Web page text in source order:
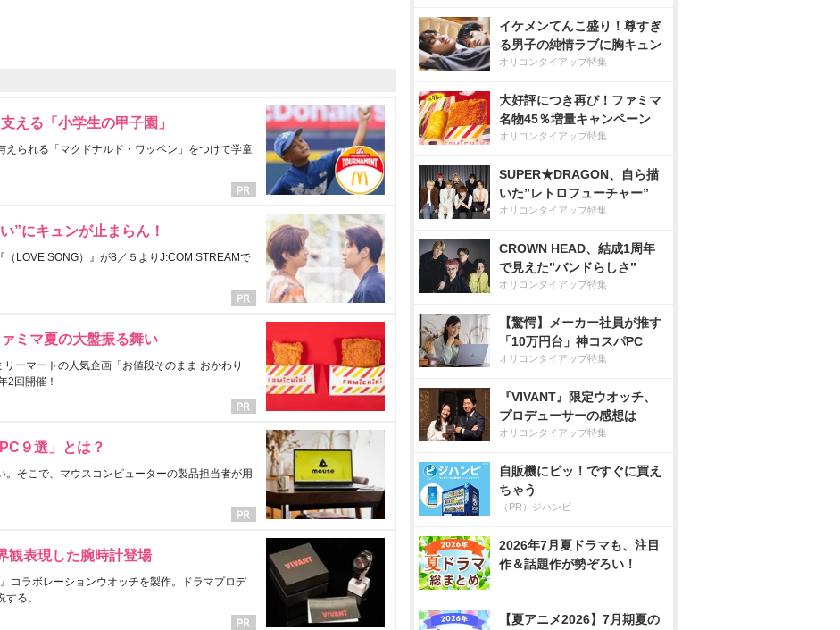
える「小学生の甲子園」
られる「マクドナルド・ワッペン」をつけて学童
”にキュンが止まらん！
LOVE SONG）』が8／５よりJ:COM STREAMで
ミマ夏の大盤振る舞い
ーマートの人気企画「お値段そのまま おかわり
2回開催！
９選」とは？
そこで、マウスコンピューターの製品担当者が用
観表現した腕時計登場
コラボレーションウオッチを製作。ドラマプロデ
る。
イケメンてんこ盛り！尊すぎ
る男子の純情ラブに胸キュン
オリコンタイアップ特集
大好評につき再び！ファミマ
名物45％増量キャンペーン
オリコンタイアップ特集
SUPER★DRAGON、自ら描
いた”レトロフューチャー”
オリコンタイアップ特集
CROWN HEAD、結成1周年
で見えた”バンドらしさ”
オリコンタイアップ特集
【驚愕】メーカー社員が推す
「10万円台」神コスパPC
オリコンタイアップ特集
『VIVANT』限定ウオッチ、
プロデューサーの感想は
オリコンタイアップ特集
自販機にピッ！ですぐに買え
ちゃう
（PR）ジハンピ
2026年7月夏ドラマも、注目
作＆話題作が勢ぞろい！
【夏アニメ2026】7月期夏の